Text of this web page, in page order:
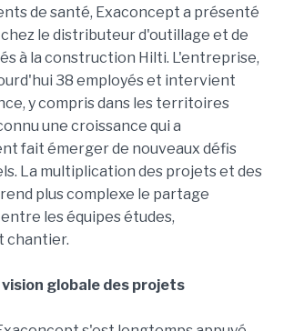
de santé, Exaconcept a présenté
chez le distributeur d'outillage et de
à la construction Hilti. L'entreprise,
38 employés et intervient
y compris dans les territoires
une croissance qui a
fait émerger de nouveaux défis
La multiplication des projets et des
plus complexe le partage
les équipes études,
chantier.
globale des projets